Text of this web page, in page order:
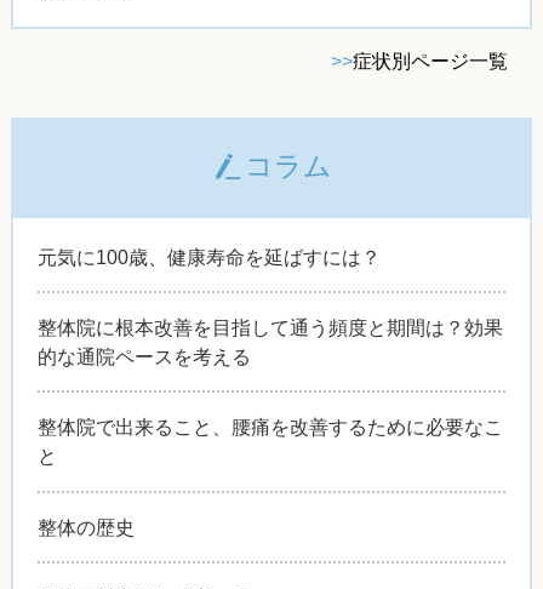
>>症状別ページ一覧
コラム
元気に100歳、健康寿命を延ばすには？
整体院に根本改善を目指して通う頻度と期間は？効果
的な通院ペースを考える
整体院で出来ること、腰痛を改善するために必要なこ
と
整体の歴史